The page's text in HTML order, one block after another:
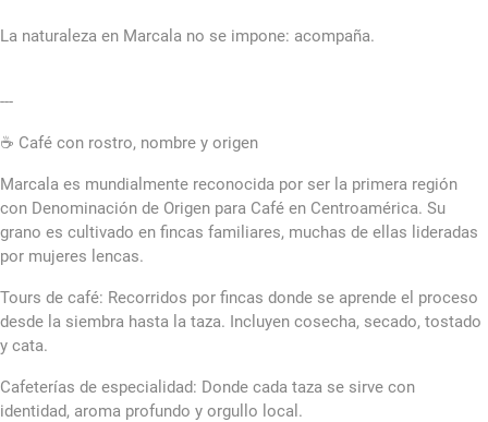
La naturaleza en Marcala no se impone: acompaña.
---
☕ Café con rostro, nombre y origen
Marcala es mundialmente reconocida por ser la primera región
con Denominación de Origen para Café en Centroamérica. Su
grano es cultivado en fincas familiares, muchas de ellas lideradas
por mujeres lencas.
Tours de café: Recorridos por fincas donde se aprende el proceso
desde la siembra hasta la taza. Incluyen cosecha, secado, tostado
y cata.
Cafeterías de especialidad: Donde cada taza se sirve con
identidad, aroma profundo y orgullo local.